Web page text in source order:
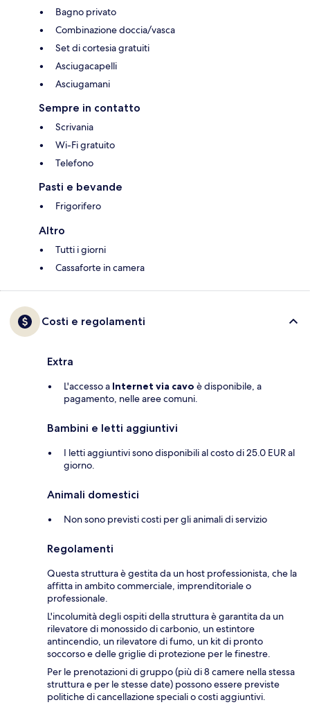
Bagno privato
Combinazione doccia/vasca
Set di cortesia gratuiti
Asciugacapelli
Asciugamani
Sempre in contatto
Scrivania
Wi-Fi gratuito
Telefono
Pasti e bevande
Frigorifero
Altro
Tutti i giorni
Cassaforte in camera
Costi e regolamenti
Extra
L'accesso a Internet via cavo è disponibile, a
pagamento, nelle aree comuni.
Bambini e letti aggiuntivi
I letti aggiuntivi sono disponibili al costo di 25.0 EUR al
giorno.
Animali domestici
Non sono previsti costi per gli animali di servizio
Regolamenti
Questa struttura è gestita da un host professionista, che la
affitta in ambito commerciale, imprenditoriale o
professionale.
L'incolumità degli ospiti della struttura è garantita da un
rilevatore di monossido di carbonio, un estintore
antincendio, un rilevatore di fumo, un kit di pronto
soccorso e delle griglie di protezione per le finestre.
Per le prenotazioni di gruppo (più di 8 camere nella stessa
struttura e per le stesse date) possono essere previste
politiche di cancellazione speciali o costi aggiuntivi.